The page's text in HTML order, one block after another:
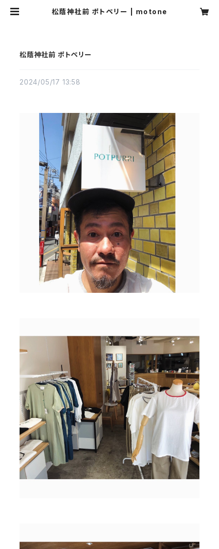
松蔭神社前 ポトペリー | motone
松蔭神社前 ポトペリー
2024/05/17 13:58